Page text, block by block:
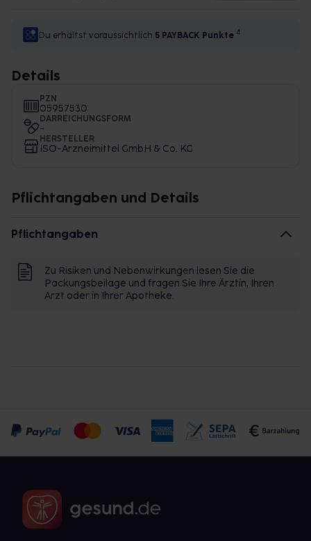
Du erhältst voraussichtlich 5 PAYBACK Punkte 4
Details
PZN
05957530
DARREICHUNGSFORM
-
HERSTELLER
ISO-Arzneimittel GmbH & Co. KG
Pflichtangaben und Details
Pflichtangaben
Zu Risiken und Nebenwirkungen lesen Sie die
Packungsbeilage und fragen Sie Ihre Ärztin, Ihren
Arzt oder in Ihrer Apotheke.